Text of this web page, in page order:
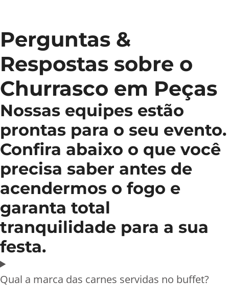
Perguntas &
Respostas sobre o
Churrasco em Peças
Nossas equipes estão
prontas para o seu evento.
Confira abaixo o que você
precisa saber antes de
acendermos o fogo e
garanta total
tranquilidade para a sua
festa.
Qual a marca das carnes servidas no buffet?